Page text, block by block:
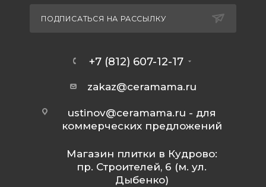
ПОДПИСАТЬСЯ НА РАССЫЛКУ
+7 (812) 607-12-17
zakaz@ceramama.ru
ustinov@ceramama.ru - для
коммерческих предложений
Магазин плитки в Кудрово:
пр. Строителей, 6 (м. ул.
Дыбенко)